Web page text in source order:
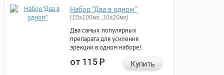
Набор "Два в одном"
(10x100мг, 10x20мг)
Два самых популярных
препарата для усиления
эрекции в одном наборе!
от 115Р Купить